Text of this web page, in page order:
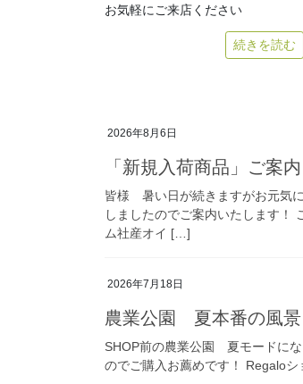
お気軽にご来店ください
続きを読む
2026年8月6日
「新規入荷商品」ご案内
皆様 暑い日が続きますがお元気
しましたのでご案内いたします！
ム社産オイ […]
2026年7月18日
農業公園 夏本番の風景
SHOP前の農業公園 夏モードに
のでご購入お薦めです！ Regalo